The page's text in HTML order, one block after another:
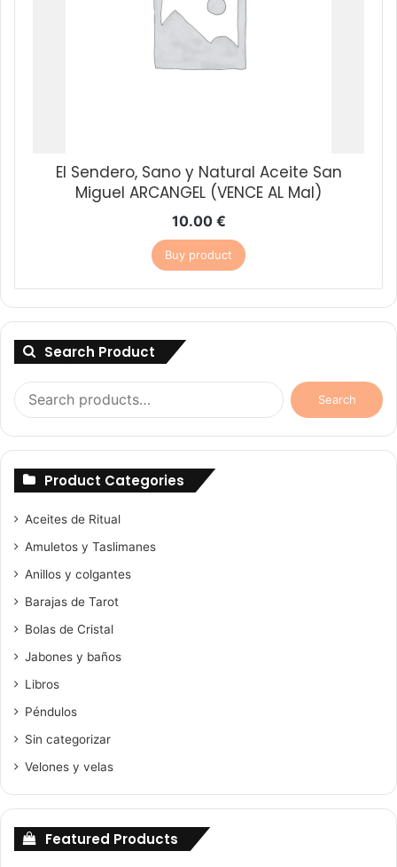
El Sendero, Sano y Natural Aceite San
Miguel ARCANGEL (VENCE AL Mal)
10.00 €
Buy product
Search Product
Search
for:
Search
Product Categories
Aceites de Ritual
Amuletos y Taslimanes
Anillos y colgantes
Barajas de Tarot
Bolas de Cristal
Jabones y baños
Libros
Péndulos
Sin categorizar
Velones y velas
Featured Products